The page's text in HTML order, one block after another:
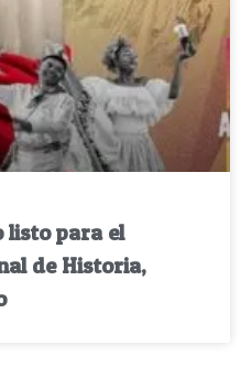
listo para el
de Historia,